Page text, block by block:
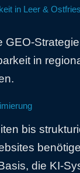
in Leer &
GEO-
in
bis
die KI-